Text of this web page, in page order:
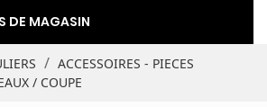
DE MAGASIN
ACCESSOIRES - PIECES
/ COUPE